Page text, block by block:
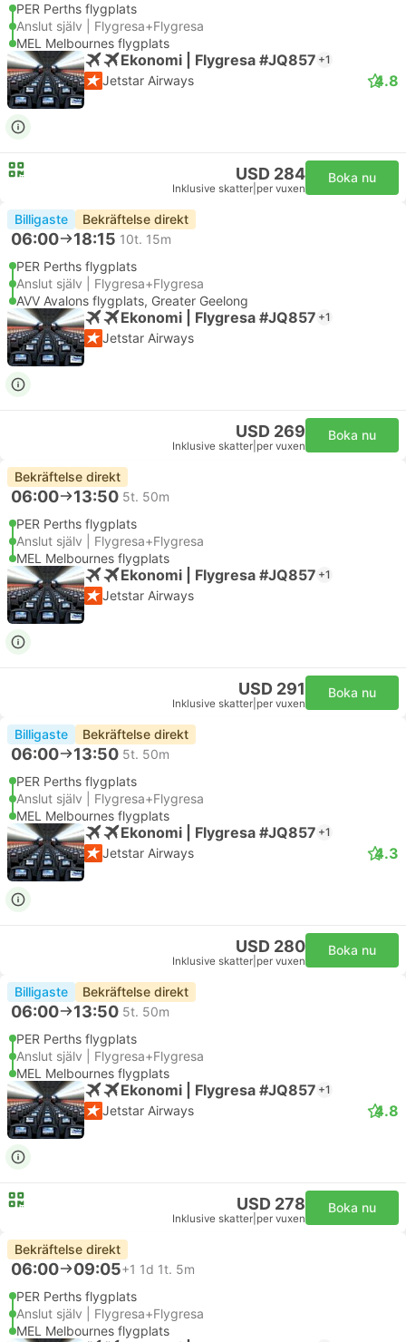
PER Perths flygplats
Anslut själv | Flygresa+Flygresa
MEL Melbournes flygplats
Ekonomi | Flygresa #JQ857 +1
Jetstar Airways 4.8
USD 284
Inklusive skatter per vuxen
Boka nu
Billigaste Bekräftelse direkt
06:00 18:15 10t. 15m
PER Perths flygplats
Anslut själv | Flygresa+Flygresa
AVV Avalons flygplats, Greater Geelong
Ekonomi | Flygresa #JQ857 +1
Jetstar Airways
USD 269
Inklusive skatter per vuxen
Boka nu
Bekräftelse direkt
06:00 13:50 5t. 50m
PER Perths flygplats
Anslut själv | Flygresa+Flygresa
MEL Melbournes flygplats
Ekonomi | Flygresa #JQ857 +1
Jetstar Airways
USD 291
Inklusive skatter per vuxen
Boka nu
Billigaste Bekräftelse direkt
06:00 13:50 5t. 50m
PER Perths flygplats
Anslut själv | Flygresa+Flygresa
MEL Melbournes flygplats
Ekonomi | Flygresa #JQ857 +1
Jetstar Airways 4.3
USD 280
Inklusive skatter per vuxen
Boka nu
Billigaste Bekräftelse direkt
06:00 13:50 5t. 50m
PER Perths flygplats
Anslut själv | Flygresa+Flygresa
MEL Melbournes flygplats
Ekonomi | Flygresa #JQ857 +1
Jetstar Airways 4.8
USD 278
Inklusive skatter per vuxen
Boka nu
Bekräftelse direkt
06:00 09:05+1 1d 1t. 5m
PER Perths flygplats
Anslut själv | Flygresa+Flygresa
MEL Melbournes flygplats